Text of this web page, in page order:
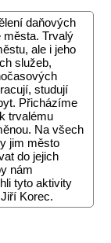
daňových
města. Trvalý
ale i jeho
služeb,
studují
Přicházíme
trvalému
Na všech
jim město
do jejich
nám
tyto aktivity
Korec.